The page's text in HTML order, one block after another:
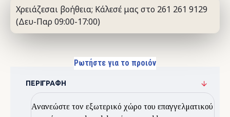
Χρειάζεσαι βοήθεια; Κάλεσέ μας στο 261 261 9129
(Δευ-Παρ 09:00-17:00)
Ρωτήστε για το προιόν
ΠΕΡΙΓΡΑΦΉ
Ανανεώστε τον εξωτερικό χώρο του επαγγελματικού